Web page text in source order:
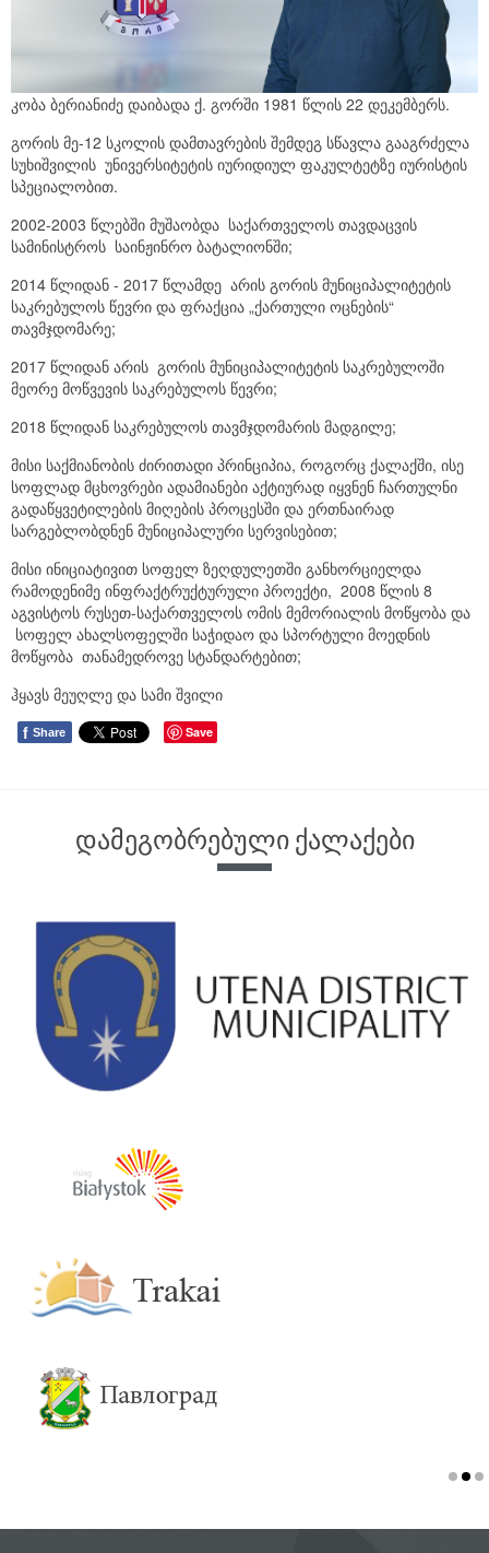
კობა ბერიანიძე დაიბადა ქ. გორში 1981 წლის 22 დეკემბერს.
გორის მე-12 სკოლის დამთავრების შემდეგ სწავლა გააგრძელა
სუხიშვილის უნივერსიტეტის იურიდიულ ფაკულტეტზე იურისტის
სპეციალობით.
2002-2003 წლებში მუშაობდა საქართველოს თავდაცვის
სამინისტროს საინჟინრო ბატალიონში;
2014 წლიდან - 2017 წლამდე არის გორის მუნიციპალიტეტის
საკრებულოს წევრი და ფრაქცია „ქართული ოცნების“
თავმჯდომარე;
2017 წლიდან არის გორის მუნიციპალიტეტის საკრებულოში
მეორე მოწვევის საკრებულოს წევრი;
2018 წლიდან საკრებულოს თავმჯდომარის მადგილე;
მისი საქმიანობის ძირითადი პრინციპია, როგორც ქალაქში, ისე
სოფლად მცხოვრები ადამიანები აქტიურად იყვნენ ჩართულნი
გადაწყვეტილების მიღების პროცესში და ერთნაირად
სარგებლობდნენ მუნიციპალური სერვისებით;
მისი ინიციატივით სოფელ ზეღდულეთში განხორციელდა
რამოდენიმე ინფრაქტრუქტურული პროექტი, 2008 წლის 8
აგვისტოს რუსეთ-საქართველოს ომის მემორიალის მოწყობა და
სოფელ ახალსოფელში საჭიდაო და სპორტული მოედნის
მოწყობა თანამედროვე სტანდარტებით;
ჰყავს მეუღლე და სამი შვილი
f Share Save
დამეგობრებული ქალაქები
საკრებულოს აპარატი
სამუშაო ჯგუფები
2021 - 2025 წლის საკრებულოს წევრები
საშტატო ნუსხა და თანამდებობრივი სარგო
რეგლამენტი
საჯარო ინფორმაციის პროაქტიულად გამოქვეყნების
წესი
ელექტრონული საქმის წარმოების წესი
საკრებულოს სამუშაო გეგმები